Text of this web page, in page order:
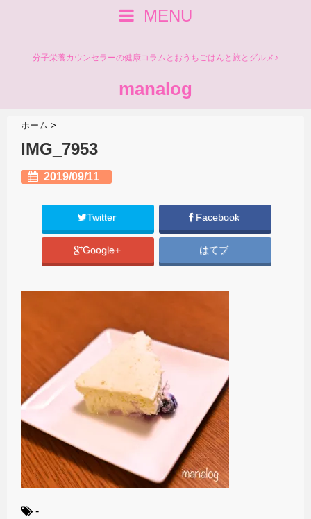
MENU
分子栄養カウンセラーの健康コラムとおうちごはんと旅とグルメ♪
manalog
ホーム >
IMG_7953
2019/09/11
Twitter Facebook
Google+ はてブ
-